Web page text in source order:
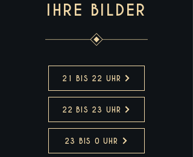
IHRE BILDER
21 BIS 22 UHR
22 BIS 23 UHR
23 BIS 0 UHR